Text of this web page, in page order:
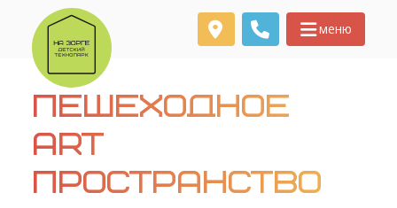
меню
Пешеходное
Art
пространство